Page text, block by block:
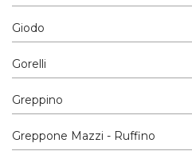
Giodo
Gorelli
Greppino
Greppone Mazzi - Ruffino